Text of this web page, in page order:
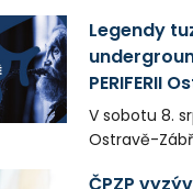
Legendy
PERIFERII
V sobotu 8.
Ostravě-
ČPZP